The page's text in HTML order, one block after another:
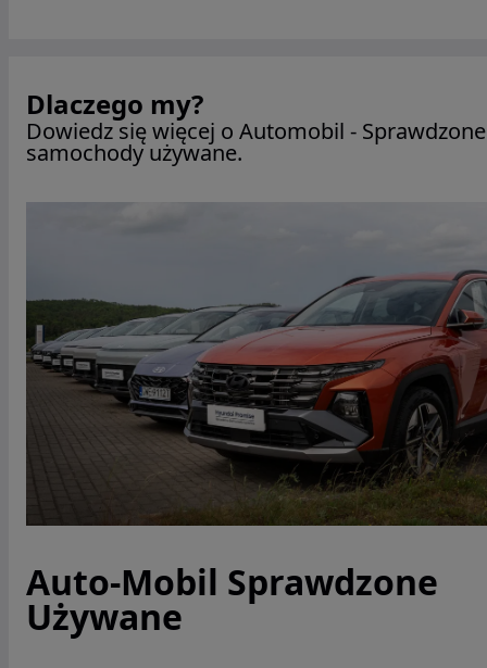
Dlaczego my?
Dowiedz się więcej o Automobil - Sprawdzone
samochody używane.
Auto-Mobil Sprawdzone
Używane